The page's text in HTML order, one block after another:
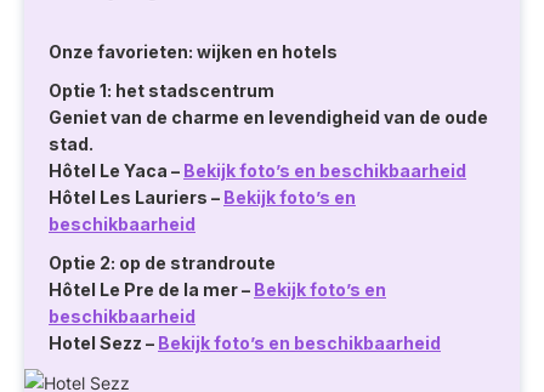
Onze favorieten: wijken en hotels
Optie 1: het stadscentrum
Geniet van de charme en levendigheid van de oude
stad.
Hôtel Le Yaca – Bekijk foto’s en beschikbaarheid
Hôtel Les Lauriers – Bekijk foto’s en
beschikbaarheid
Optie 2: op de strandroute
Hôtel Le Pre de la mer– Bekijk foto’s en
beschikbaarheid
Hotel Sezz – Bekijk foto’s en beschikbaarheid